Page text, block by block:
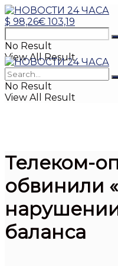
$ 98,26€ 103,19
No Result
View All Result
No Result
View All Result
Телеком-
обвинили
баланса